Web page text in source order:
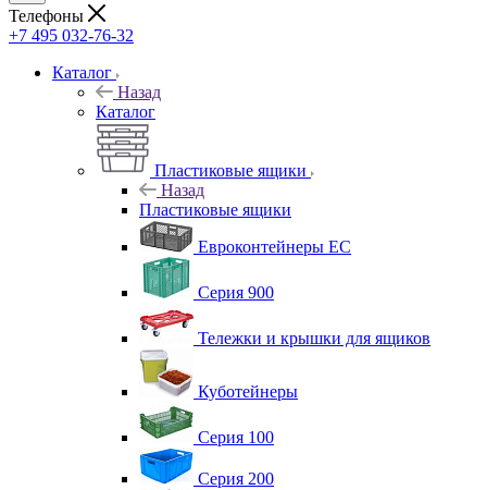
Телефоны
+7 495 032-76-32
Каталог
Назад
Каталог
Пластиковые ящики
Назад
Пластиковые ящики
Евроконтейнеры ЕС
Серия 900
Тележки и крышки для ящиков
Куботейнеры
Серия 100
Серия 200